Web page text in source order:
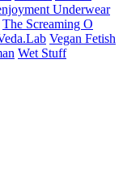
Underwear
The Screaming O
Vegan Fetish
Wet Stuff